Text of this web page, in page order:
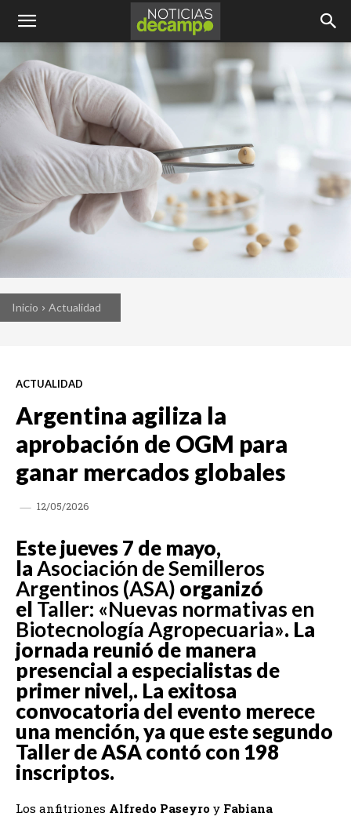
Inicio Actualidad
ACTUALIDAD
Argentina agiliza la
aprobación de OGM para
ganar mercados globales
12/05/2026
Este jueves 7 de mayo,
laAsociación de Semilleros
Argentinos (ASA) organizó
el Taller: «Nuevas normativas en
Biotecnología Agropecuaria». La
jornada reunió de manera
presencial a especialistas de
primer nivel,. La exitosa
convocatoria del evento merece
una mención, ya que este segundo
Taller de ASA contó con 198
inscriptos.
Los anfitriones Alfredo Paseyro y Fabiana